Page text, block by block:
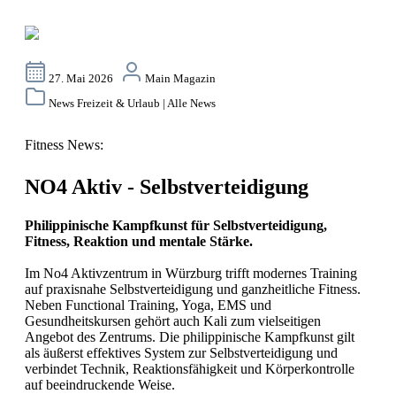
27. Mai 2026
Main Magazin
News Freizeit & Urlaub | Alle News
Fitness News:
NO4 Aktiv - Selbstverteidigung
Philippinische Kampfkunst für Selbstverteidigung,
Fitness, Reaktion und mentale Stärke.
Im No4 Aktivzentrum in Würzburg trifft modernes Training
auf praxisnahe Selbstverteidigung und ganzheitliche Fitness.
Neben Functional Training, Yoga, EMS und
Gesundheitskursen gehört auch Kali zum vielseitigen
Angebot des Zentrums. Die philippinische Kampfkunst gilt
als äußerst effektives System zur Selbstverteidigung und
verbindet Technik, Reaktionsfähigkeit und Körperkontrolle
auf beeindruckende Weise.